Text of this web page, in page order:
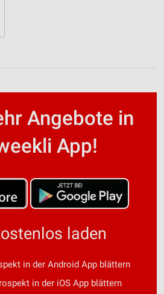
Angebote in
App!
laden
in der Android App blättern
in der iOS App blättern